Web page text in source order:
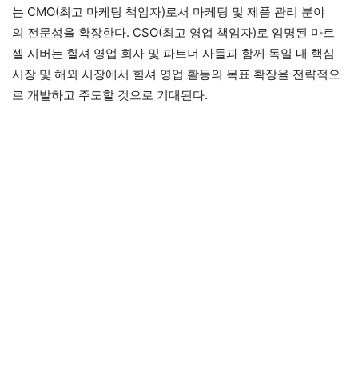
는 CMO(최고 마케팅 책임자)로서 마케팅 및 제품 관리 분야
의 전문성을 확장한다. CSO(최고 영업 책임자)로 임명된 마르
셀 시버는 힐셔 영업 회사 및 파트너 사들과 함께 독일 내 핵심
시장 및 해외 시장에서 힐셔 영업 활동의 목표 확장을 전략적으
로 개발하고 주도할 것으로 기대된다.